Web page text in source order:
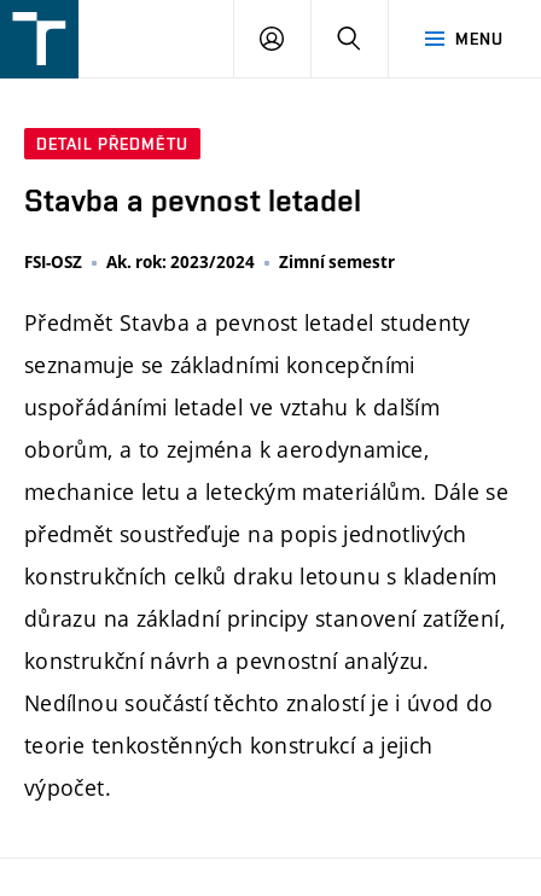
v
MENU
PŘIHLÁŠENÍ
DETAIL PŘEDMĚTU
Stavba a pevnost letadel
FSI-OSZ Ak. rok: 2023/2024 Zimní semestr
Předmět Stavba a pevnost letadel studenty
seznamuje se základními koncepčními
uspořádáními letadel ve vztahu k dalším
oborům, a to zejména k aerodynamice,
mechanice letu a leteckým materiálům. Dále se
předmět soustřeďuje na popis jednotlivých
konstrukčních celků draku letounu s kladením
důrazu na základní principy stanovení zatížení,
konstrukční návrh a pevnostní analýzu.
Nedílnou součástí těchto znalostí je i úvod do
teorie tenkostěnných konstrukcí a jejich
výpočet.